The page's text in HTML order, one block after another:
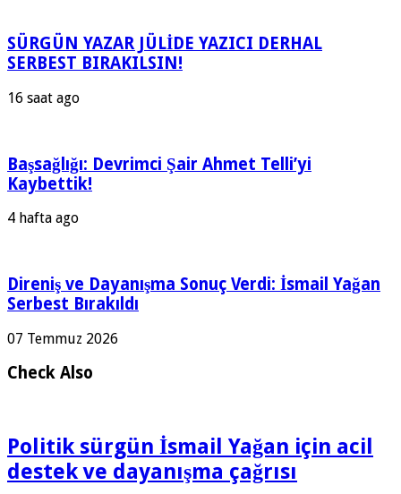
SÜRGÜN YAZAR JÜLİDE YAZICI DERHAL
SERBEST BIRAKILSIN!
16 saat ago
Başsağlığı: Devrimci Şair Ahmet Telli’yi
Kaybettik!
4 hafta ago
Direniş ve Dayanışma Sonuç Verdi: İsmail Yağan
Serbest Bırakıldı
07 Temmuz 2026
Check Also
Politik sürgün İsmail Yağan için acil
destek ve dayanışma çağrısı